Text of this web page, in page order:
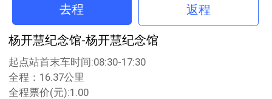
去程 返程
杨开慧纪念馆-杨开慧纪念馆
起点站首末车时间:08:30-17:30
全程：16.37公里
全程票价(元):1.00